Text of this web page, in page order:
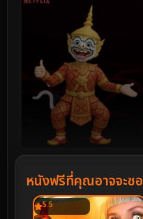
หนังฟรีที่คุณอาจจะช
5.5